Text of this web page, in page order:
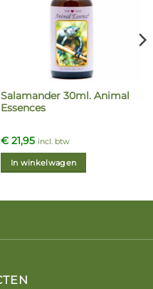
Salamander 30ml. Animal
Essences
€21,95 incl. btw
In winkelwagen